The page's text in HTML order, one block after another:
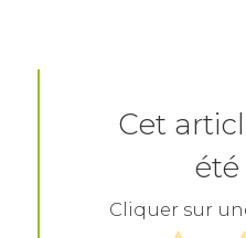
Cet
Cliquer sur